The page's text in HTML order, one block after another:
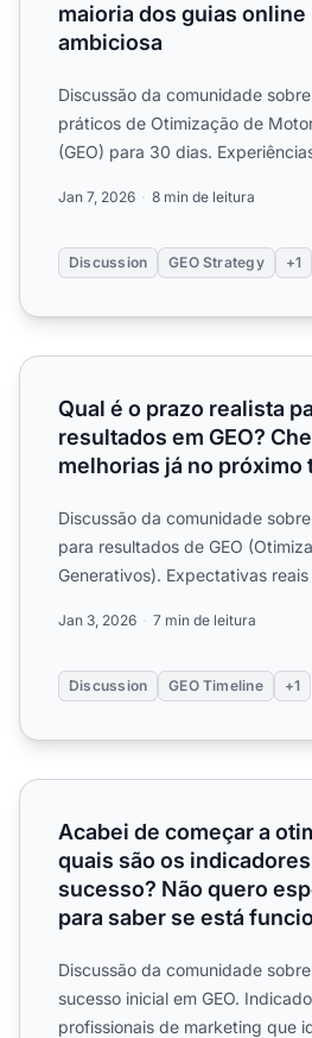
maioria dos guias
ambiciosa
Discussão da comunidade
práticos de Otimização de
(GEO) para 30 dias.
Jan 7, 2026 8 min de leitura
Discussion GEO Strategy +1
Qual é o prazo realista para ver
Qual é o prazo realista
resultados em GEO?
melhorias já no próximo
Discussão da comunidade
para resultados de GEO
Generativos). Expectativas
Jan 3, 2026 7 min de leitura
Discussion GEO Timeline +1
Acabei de começar a
Acabei de começar a
quais são os
sucesso? Não quero
para saber se está
Discussão da comunidade
sucesso inicial em GEO.
profissionais de marketing que